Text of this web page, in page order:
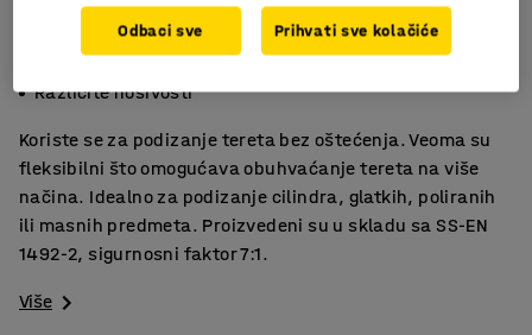
Okrugli remen
Različite nosivosti
Koriste se za podizanje tereta bez oštećenja. Veoma su
fleksibilni što omogućava obuhvaćanje tereta na više
načina. Idealno za podizanje cilindra, glatkih, poliranih
ili masnih predmeta. Proizvedeni su u skladu sa SS-EN
1492-2, sigurnosni faktor 7:1.
Više
Odbaci sve Prihvati sve kolačiće